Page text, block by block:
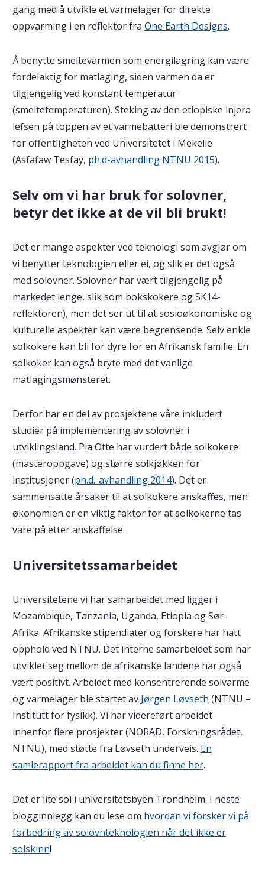
gang med å utvikle et varmelager for direkte
oppvarming i en reflektor fra One Earth Designs.
Å benytte smeltevarmen som energilagring kan være
fordelaktig for matlaging, siden varmen da er
tilgjengelig ved konstant temperatur
(smeltetemperaturen). Steking av den etiopiske injera
lefsen på toppen av et varmebatteri ble demonstrert
for offentligheten ved Universitetet i Mekelle
(Asfafaw Tesfay, ph.d-avhandling NTNU 2015).
Selv om vi har bruk for solovner,
betyr det ikke at de vil bli brukt!
Det er mange aspekter ved teknologi som avgjør om
vi benytter teknologien eller ei, og slik er det også
med solovner. Solovner har vært tilgjengelig på
markedet lenge, slik som bokskokere og SK14-
reflektoren), men det ser ut til at sosioøkonomiske og
kulturelle aspekter kan være begrensende. Selv enkle
solkokere kan bli for dyre for en Afrikansk familie. En
solkoker kan også bryte med det vanlige
matlagingsmønsteret.
Derfor har en del av prosjektene våre inkludert
studier på implementering av solovner i
utviklingsland. Pia Otte har vurdert både solkokere
(masteroppgave) og større solkjøkken for
institusjoner (ph.d.-avhandling 2014). Det er
sammensatte årsaker til at solkokere anskaffes, men
økonomien er en viktig faktor for at solkokerne tas
vare på etter anskaffelse.
Universitetssamarbeidet
Universitetene vi har samarbeidet med ligger i
Mozambique, Tanzania, Uganda, Etiopia og Sør-
Afrika. Afrikanske stipendiater og forskere har hatt
opphold ved NTNU. Det interne samarbeidet som har
utviklet seg mellom de afrikanske landene har også
vært positivt. Arbeidet med konsentrerende solvarme
og varmelager ble startet av Jørgen Løvseth (NTNU –
Institutt for fysikk). Vi har videreført arbeidet
innenfor flere prosjekter (NORAD, Forskningsrådet,
NTNU), med støtte fra Løvseth underveis. En
samlerapport fra arbeidet kan du finne her.
Det er lite sol i universitetsbyen Trondheim. I neste
blogginnlegg kan du lese om hvordan vi forsker vi på
forbedring av solovnteknologien når det ikke er
solskinn!